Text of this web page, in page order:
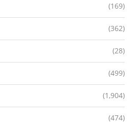
(169)
(362)
(28)
(499)
(1,904)
(474)